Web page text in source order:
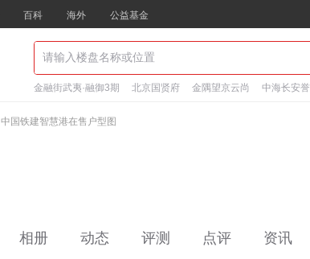
百科 海外 公益基金
金融街武夷·融御3期 北京国贤府 金隅望京云尚 中海长安誉
中国铁建智慧港在售户型图
相册 动态 评测 点评 资讯